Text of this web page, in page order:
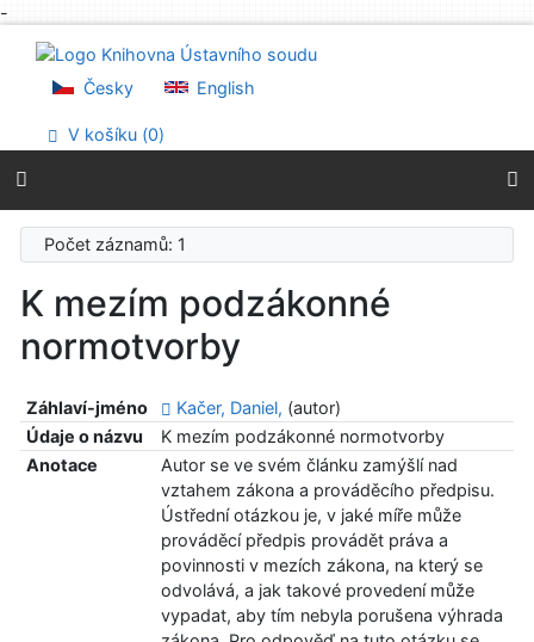
-
Přejít na menu
Prohlášení o webové přístupnosti
Česky English
V košíku (0)
Počet záznamů: 1
K mezím podzákonné
normotvorby
Záhlaví-jméno Kačer, Daniel, (autor)
Údaje o názvu
K mezím podzákonné normotvorby
Anotace
Autor se ve svém článku zamýšlí nad
vztahem zákona a prováděcího předpisu.
Ústřední otázkou je, v jaké míře může
prováděcí předpis provádět práva a
povinnosti v mezích zákona, na který se
odvolává, a jak takové provedení může
vypadat, aby tím nebyla porušena výhrada